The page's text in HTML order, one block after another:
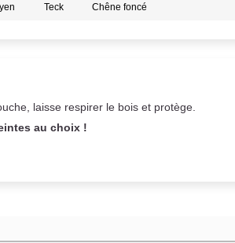
Teck Chêne foncé
laisse respirer le bois et protège.
au choix !